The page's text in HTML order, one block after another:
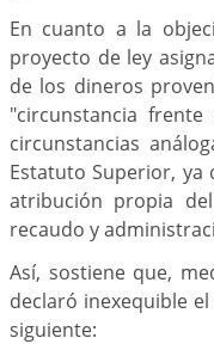
En cuanto a la
proyecto de ley
de los dineros
"circunstancia
circunstancias
Estatuto Superior,
atribución propia
recaudo y
Así, sostiene que,
declaró inexequible
siguiente: